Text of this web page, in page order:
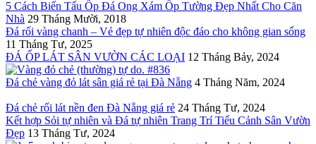
5 Cách Biến Tấu Ốp Đá Ong Xám Ốp Tường Đẹp Nhất Cho Căn
Nhà 29 Tháng Mười, 2018
Đá rối vàng chanh – Vẻ đẹp tự nhiên độc đáo cho không gian sống
11 Tháng Tư, 2025
ĐÁ ỐP LÁT SÂN VƯỜN CÁC LOẠI 12 Tháng Bảy, 2024
Đá chẻ vàng đỏ lát sân giá rẻ tại Đà Nẵng 4 Tháng Năm, 2024
Đá chẻ rối lát nền đen Đà Nẵng giá rẻ 24 Tháng Tư, 2024
Kết hợp Sỏi tự nhiên và Đá tự nhiên Trang Trí Tiểu Cảnh Sân Vườn
Đẹp 13 Tháng Tư, 2024